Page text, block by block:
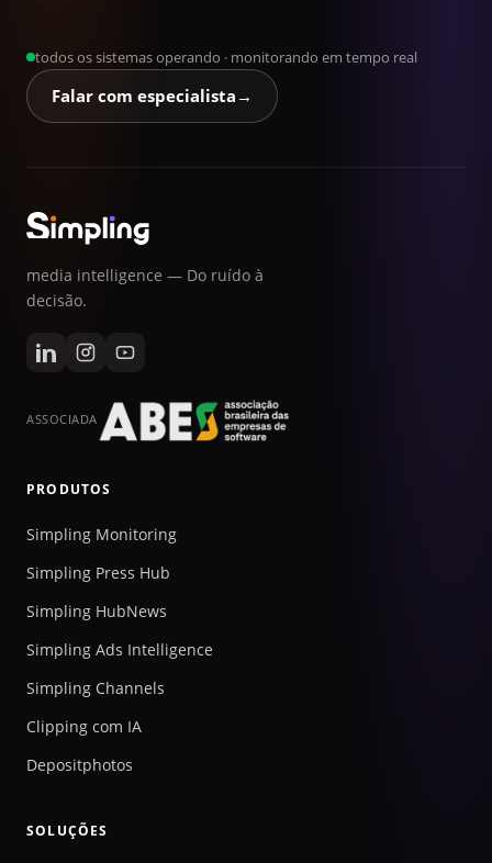
todos os sistemas operando · monitorando em tempo real
Falar com especialista →
media intelligence — Do ruído à
decisão.
ASSOCIADA
PRODUTOS
Simpling Monitoring
Simpling Press Hub
Simpling HubNews
Simpling Ads Intelligence
Simpling Channels
Clipping com IA
Depositphotos
SOLUÇÕES